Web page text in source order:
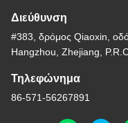
Διεύθυνση
#383, δρόμος Qiaoxin,
Hangzhou, Zhejiang,
Τηλεφώνημα
86-571-56267891